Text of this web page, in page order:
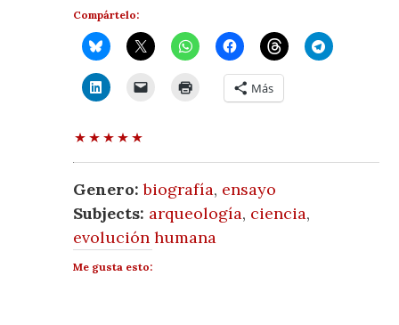
Compártelo:
Más
Genero: biografía, ensayo
Subjects: arqueología, ciencia,
evolución humana
Me gusta esto: